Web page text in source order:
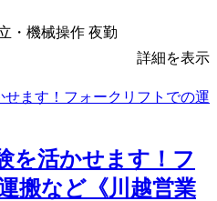
・機械操作 夜勤
詳細を表示
を活かせます！フ
搬など《川越営業